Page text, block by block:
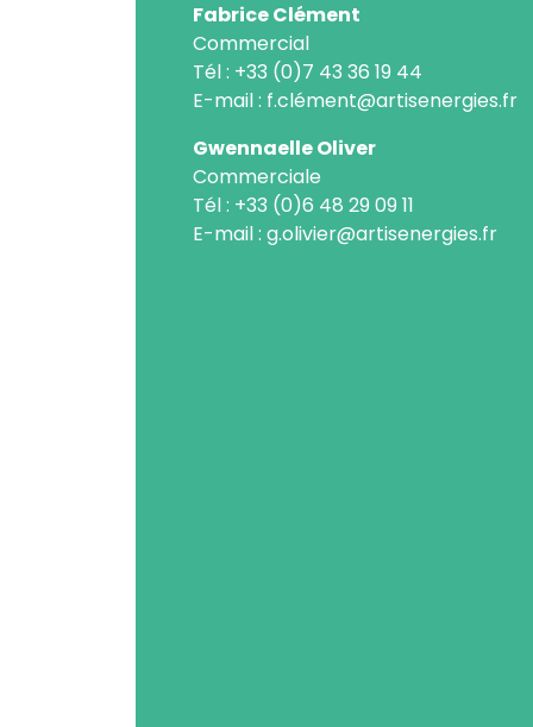
Fabrice Clément
Commercial
Tél : +33 (0)7 43 36 19 44
E-mail : f.clément@artisenergies.fr
Gwennaelle Oliver
Commerciale
Tél : +33 (0)6 48 29 09 11
E-mail : g.olivier@artisenergies.fr